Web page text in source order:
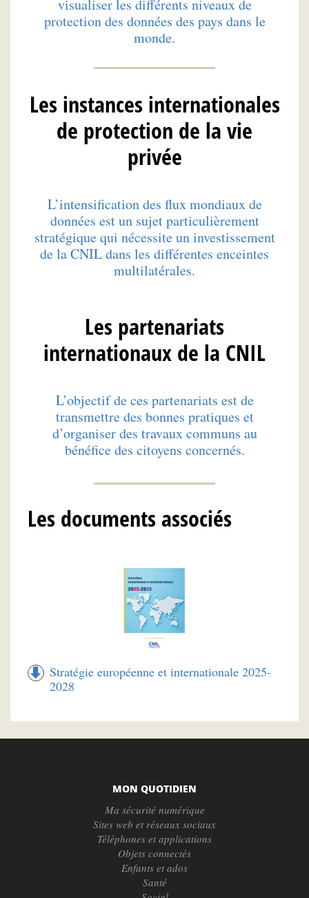
visualiser les différents niveaux de
protection des données des pays dans le
monde.
Les instances internationales
de protection de la vie
privée
L’intensification des flux mondiaux de
données est un sujet particulièrement
stratégique qui nécessite un investissement
de la CNIL dans les différentes enceintes
multilatérales.
Les partenariats
internationaux de la CNIL
L’objectif de ces partenariats est de
transmettre des bonnes pratiques et
d’organiser des travaux communs au
bénéfice des citoyens concernés.
Les documents associés
Stratégie européenne et internationale 2025-
2028
MON QUOTIDIEN
Ma sécurité numérique
Sites web et réseaux sociaux
Téléphones et applications
Objets connectés
Enfants et ados
Santé